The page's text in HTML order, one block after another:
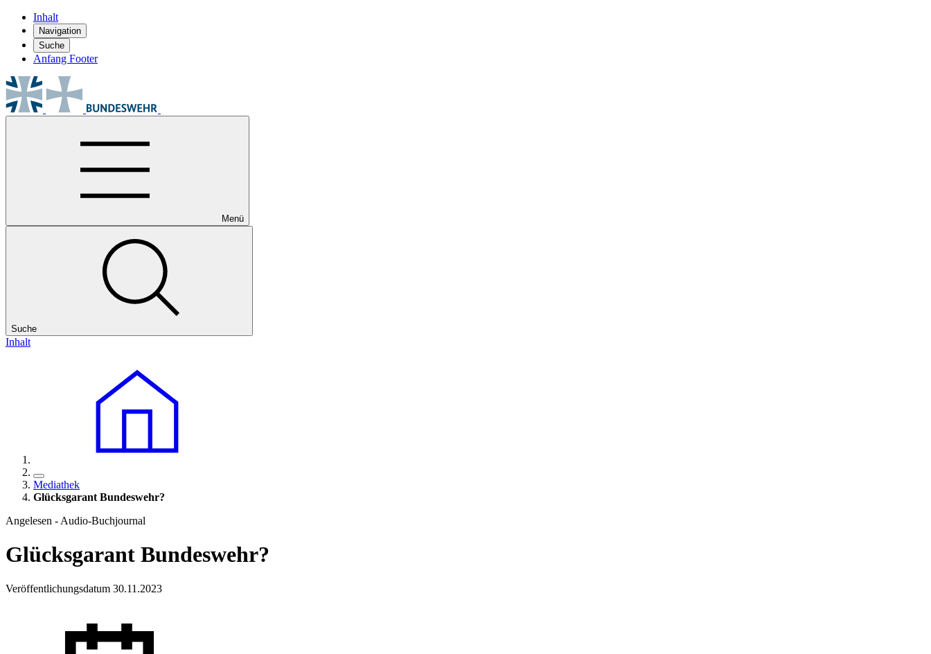
Inhalt
Navigation
Suche
Anfang Footer
Menü
Suche
Inhalt
Mediathek
Glücksgarant Bundeswehr?
Angelesen - Audio-Buchjournal
Glücksgarant Bundeswehr?
Veröffentlichungsdatum 30.11.2023